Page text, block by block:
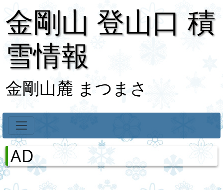
金剛山 登山口 積
雪情報
金剛山麓 まつまさ
AD